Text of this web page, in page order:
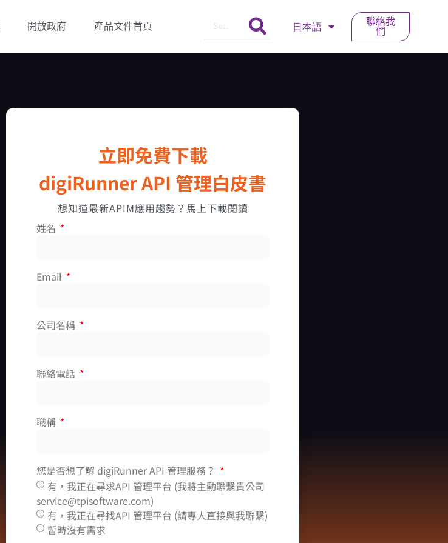
開放政府 產品文件首頁 日本語
聯絡我
們
立即免費下載
digiRunner API 管理白皮書​
想知道最新APIM應用趨勢？馬上下載閱讀
姓名
Email
公司名稱
聯絡電話
職稱
您是否想了解 digiRunner API 管理服務？
有，我正在尋求API 管理平台 (我將主動聯繫貴公司
service@tpisoftware.com)
有，我正在尋找API 管理平台 (請專人直接與我聯繫)
暫時沒有需求